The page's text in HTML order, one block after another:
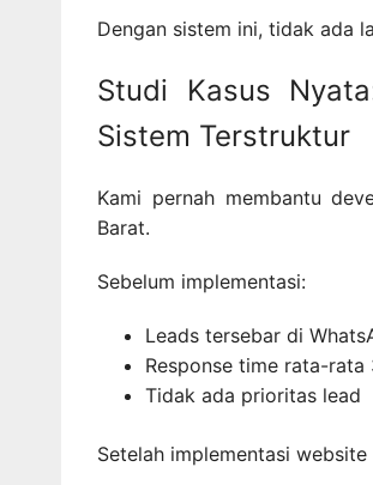
Dengan sistem ini, tidak ada
Studi Kasus
Sistem Terstruktur
Kami pernah membantu
Barat.
Sebelum implementasi:
Leads tersebar di
Response time rata-rata
Tidak ada prioritas lead
Setelah implementasi